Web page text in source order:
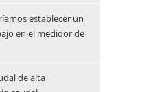
establecer un
en el medidor de
de alta